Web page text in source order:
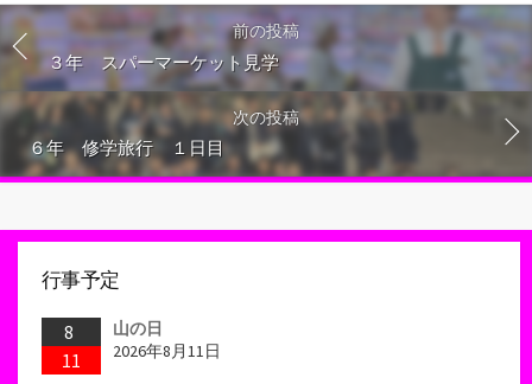
前の投稿
３年 スパーマーケット見学
次の投稿
６年 修学旅行 １日目
行事予定
8
11
山の日
2026年8月11日